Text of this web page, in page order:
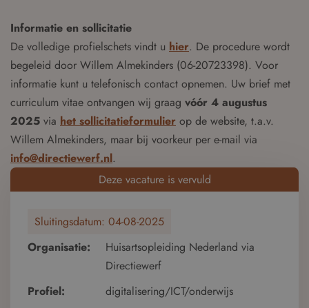
Informatie en sollicitatie
De volledige profielschets vindt u hier. De procedure wordt
begeleid door Willem Almekinders (06-20723398). Voor
informatie kunt u telefonisch contact opnemen. Uw brief met
curriculum vitae ontvangen wij graag vóór 4 augustus
2025 via het sollicitatieformulier op de website, t.a.v.
Willem Almekinders, maar bij voorkeur per e-mail via
info@directiewerf.nl.
Deze vacature is vervuld
Sluitingsdatum: 04-08-2025
Organisatie:
Huisartsopleiding Nederland via
Directiewerf
Profiel:
digitalisering/ICT/onderwijs